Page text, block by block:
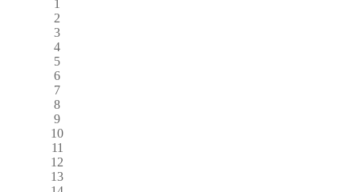
1
2
3
4
5
6
7
8
9
10
11
12
13